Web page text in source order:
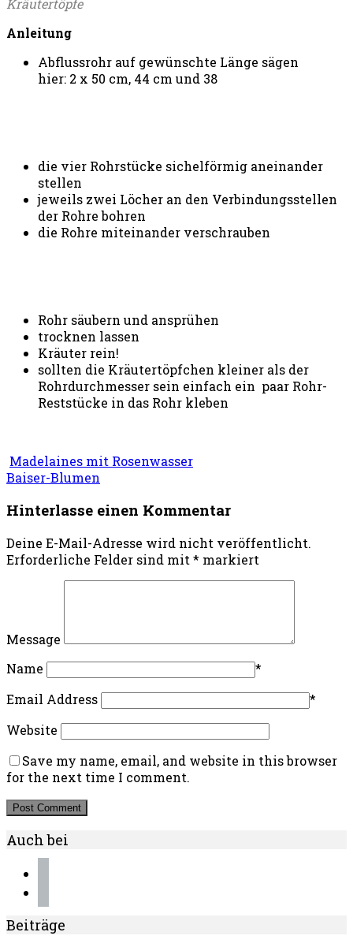
Anleitung
Abflussrohr auf gewünschte Länge sägen
hier: 2 x 50 cm, 44 cm und 38
die vier Rohrstücke sichelförmig aneinander
stellen
jeweils zwei Löcher an den Verbindungsstellen
der Rohre bohren
die Rohre miteinander verschrauben
Rohr säubern und ansprühen
trocknen lassen
Kräuter rein!
sollten die Kräutertöpfchen kleiner als der
Rohrdurchmesser sein einfach ein paar Rohr-
Reststücke in das Rohr kleben
Madelaines mit Rosenwasser
Baiser-Blumen
Hinterlasse einen Kommentar
Deine E-Mail-Adresse wird nicht veröffentlicht.
Erforderliche Felder sind mit * markiert
Message
Name
*
Email Address
*
Website
Save my name, email, and website in this browser
for the next time I comment.
Auch bei
Beiträge